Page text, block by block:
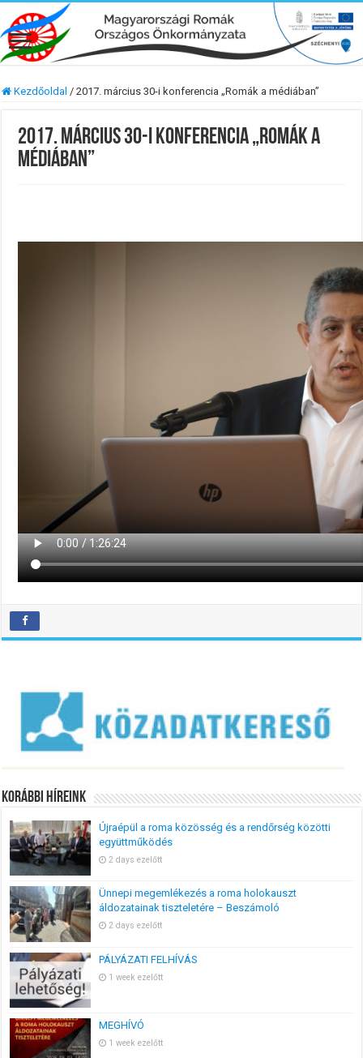
Kezdőoldal / 2017. március 30-i konferencia „Romák a médiában”
2017. március 30-i konferencia „Romák a
médiában”
Korábbi Híreink
Újraépül a roma közösség és a rendőrség közötti
együttműködés
2 days ezelőtt
Ünnepi megemlékezés a roma holokauszt
áldozatainak tiszteletére – Beszámoló
2 days ezelőtt
PÁLYÁZATI FELHÍVÁS
1 week ezelőtt
MEGHÍVÓ
1 week ezelőtt